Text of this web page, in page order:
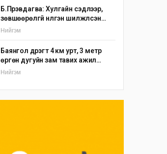
Б.Пүрэвдагва: Хулгайн сэдлээр,
зөвшөөрөлгүй нүүлгэн шилжүүлсэн
С.Зоригийн хөшөөг өнөөдрийн
Нийгэм
Баянгол дүүрэгт 4 км урт, 3 метр
өргөн дугуйн зам тавих ажил
үргэлжилж байна
Нийгэм